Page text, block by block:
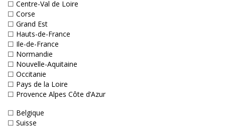
☐ Centre-Val de Loire
☐ Corse
☐ Grand Est
☐ Hauts-de-France
☐ Ile-de-France
☐ Normandie
☐ Nouvelle-Aquitaine
☐ Occitanie
☐ Pays de la Loire
☐ Provence Alpes Côte d’Azur
☐ Belgique
☐ Suisse